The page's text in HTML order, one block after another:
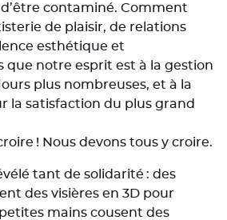
contaminé. Comment
de plaisir, de relations
esthétique et
que notre esprit est à la gestion
plus nombreuses, et à la
la satisfaction du plus grand
! Nous devons tous y croire.
tant de solidarité : des
des visières en 3D pour
mains cousent des